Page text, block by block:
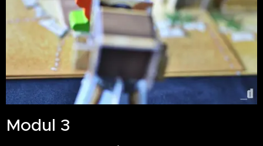
Modul 3